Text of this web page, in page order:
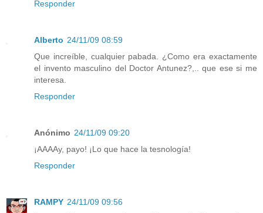
Responder
Alberto 24/11/09 08:59
Que increíble, cualquier pabada. ¿Como era exactamente
el invento masculino del Doctor Antunez?,.. que ese si me
interesa.
Responder
Anónimo 24/11/09 09:20
¡AAAAy, payo! ¡Lo que hace la tesnología!
Responder
RAMPY 24/11/09 09:56